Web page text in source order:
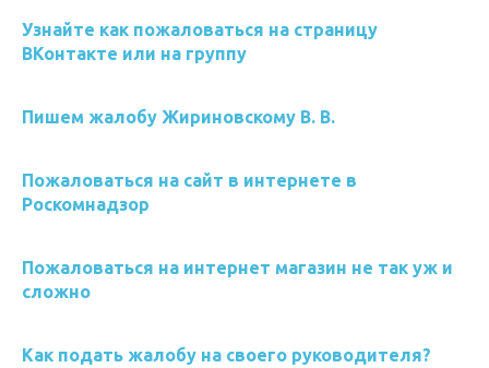
Узнайте как пожаловаться на страницу
ВКонтакте или на группу
Пишем жалобу Жириновскому В. В.
Пожаловаться на сайт в интернете в
Роскомнадзор
Пожаловаться на интернет магазин не так уж и
сложно
Как подать жалобу на своего руководителя?